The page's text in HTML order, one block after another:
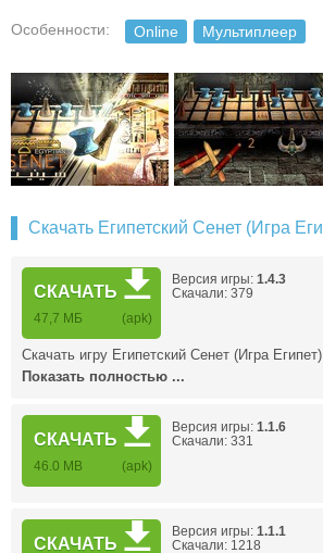
Особенности: Online Мультиплеер
Скачать Египетский Сенет (Игра
СКАЧАТЬ
47,7 МБ (apk)
Версия игры: 1.4.3
Скачали: 379
Скачать игру Египетский Сенет (Игра
Показать полностью ...
СКАЧАТЬ
46.0 MB (apk)
Версия игры: 1.1.6
Скачали: 331
СКАЧАТЬ
Версия игры: 1.1.1
Скачали: 1218